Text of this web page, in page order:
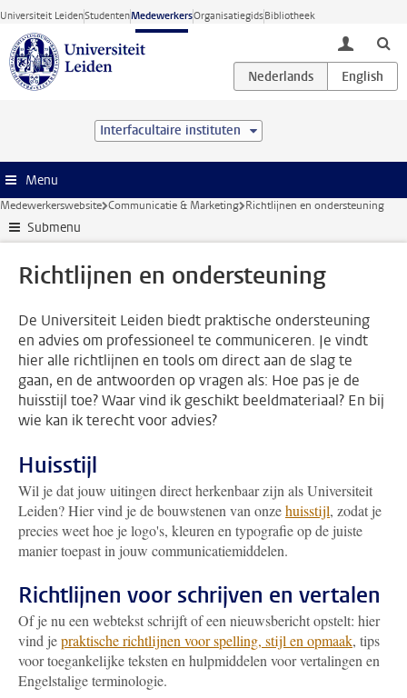
Ga direct naar de inhoud
Universiteit LeidenStudentenMedewerkersOrganisatiegidsBibliotheek
toggle
Interfacultaire instituten
Menu
Medewerkerswebsite Communicatie & Marketing Richtlijnen en ondersteuning
Submenu
Richtlijnen en ondersteuning
De Universiteit Leiden biedt praktische ondersteuning
en advies om professioneel te communiceren. Je vindt
hier alle richtlijnen en tools om direct aan de slag te
gaan, en de antwoorden op vragen als: Hoe pas je de
huisstijl toe? Waar vind ik geschikt beeldmateriaal? En bij
wie kan ik terecht voor advies?
Huisstijl
Wil je dat jouw uitingen direct herkenbaar zijn als Universiteit
Leiden? Hier vind je de bouwstenen van onzehuisstijl, zodat je
precies weet hoe je logo's, kleuren en typografie op de juiste
manier toepast in jouw communicatiemiddelen.
Richtlijnen voor schrijven en vertalen
Of je nu een webtekst schrijft of een nieuwsbericht opstelt: hier
vind jepraktische richtlijnen voor spelling, stijl en opmaak, tips
voor toegankelijke teksten en hulpmiddelen voor vertalingen en
Engelstalige terminologie.